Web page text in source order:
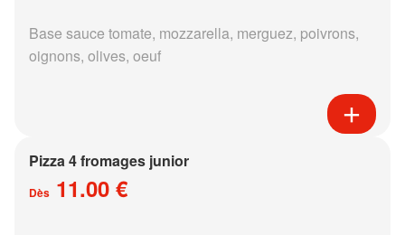
Base sauce tomate, mozzarella, merguez, poivrons,
oignons, olives, oeuf
Pizza 4 fromages junior
Dès 11.00 €